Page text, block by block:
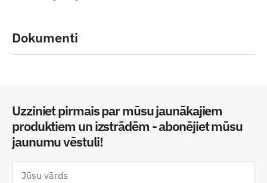
Dokumenti
Uzziniet pirmais par mūsu jaunākajiem
produktiem un izstrādēm - abonējiet mūsu
jaunumu vēstuli!